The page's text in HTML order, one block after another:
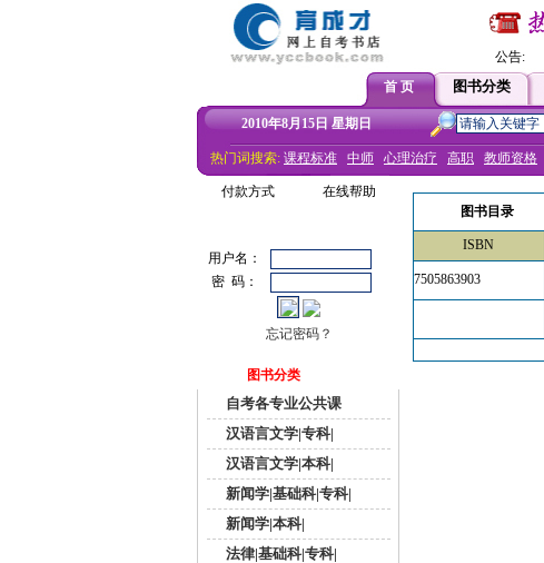
公告:
首 页
图书分类
2010年8月15日 星期日
热门词搜索: 课程标准 中师 心理治疗 高职 教师资格
付款方式 在线帮助
用户名：
密 码：
忘记密码？
图书分类
自考各专业公共课
汉语言文学|专科|
汉语言文学|本科|
新闻学|基础科|专科|
新闻学|本科|
法律|基础科|专科|
图书目录
ISBN
7505863903